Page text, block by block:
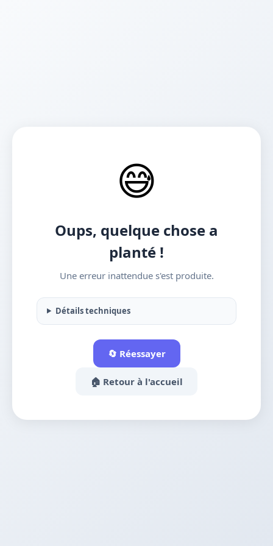
😅
Oups, quelque chose a
planté !
Une erreur inattendue s'est produite.
Détails techniques
🔄 Réessayer
🏠 Retour à l'accueil